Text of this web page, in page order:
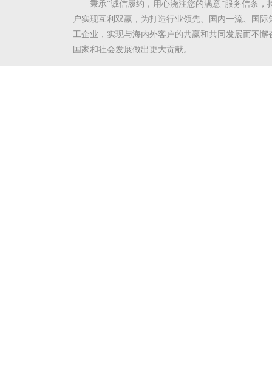
秉承“诚信履约，用心浇注您的满意”服务信条，
户实现互利双赢，为打造行业领先、国内一流、国际
工企业，实现与海内外客户的共赢和共同发展而不懈
国家和社会发展做出更大贡献。